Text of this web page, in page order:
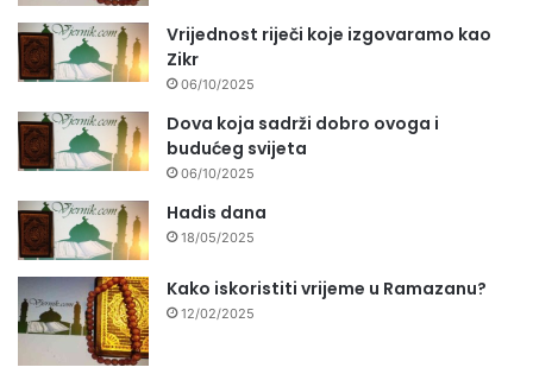
Vrijednost riječi koje izgovaramo kao
Zikr
06/10/2025
Dova koja sadrži dobro ovoga i
budućeg svijeta
06/10/2025
Hadis dana
18/05/2025
Kako iskoristiti vrijeme u Ramazanu?
12/02/2025